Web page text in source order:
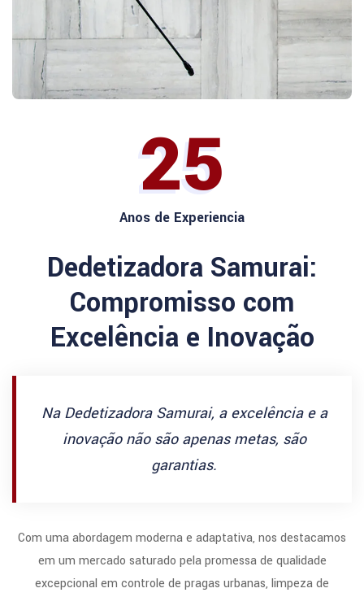
25
Anos de Experiencia
Dedetizadora Samurai:
Compromisso com
Excelência e Inovação
Na Dedetizadora Samurai, a excelência e a
inovação não são apenas metas, são
garantias.
Com uma abordagem moderna e adaptativa, nos destacamos
em um mercado saturado pela promessa de qualidade
excepcional em controle de pragas urbanas, limpeza de